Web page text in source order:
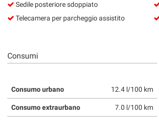
Sedile posteriore sdoppiato
Telecamera per parcheggio assistito
Consumi
Consumo urbano 12.4 l/100 km
Consumo extraurbano 7.0 l/100 km